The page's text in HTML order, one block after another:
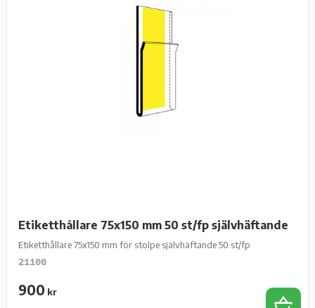
Etiketthållare 75x150 mm 50 st/fp självhäftande
Etiketthållare 75x150 mm för stolpe självhäftande 50 st/fp
21100
900 kr